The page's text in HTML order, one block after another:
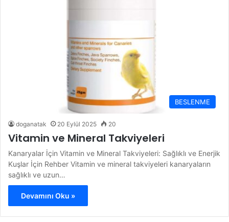
BESLENME
doganatak 20 Eylül 2025 20
Vitamin ve Mineral Takviyeleri
Kanaryalar İçin Vitamin ve Mineral Takviyeleri: Sağlıklı ve Enerjik
Kuşlar İçin Rehber Vitamin ve mineral takviyeleri kanaryaların
sağlıklı ve uzun…
Devamını Oku »